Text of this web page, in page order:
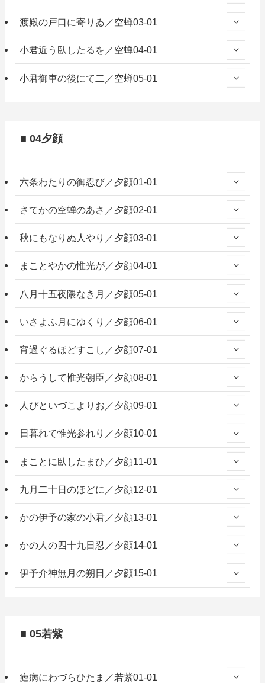
渡殿の戸口に寄りゐ／空蝉03-01
小君近う臥したるを／空蝉04-01
小君御車の後にて二／空蝉05-01
■ 04夕顔
六条わたりの御忍び／夕顔01-01
さてかの空蝉のあさ／夕顔02-01
秋にもなりぬ人やり／夕顔03-01
まことやかの惟光が／夕顔04-01
八月十五夜隈なき月／夕顔05-01
いさよふ月にゆくり／夕顔06-01
宵過ぐるほどすこし／夕顔07-01
からうして惟光朝臣／夕顔08-01
人びといづこよりお／夕顔09-01
日暮れて惟光参れり／夕顔10-01
まことに臥したまひ／夕顔11-01
九月二十日のほどに／夕顔12-01
かの伊予の家の小君／夕顔13-01
かの人の四十九日忍／夕顔14-01
伊予介神無月の朔日／夕顔15-01
■ 05若紫
瘧病にわづらひたま／若紫01-01